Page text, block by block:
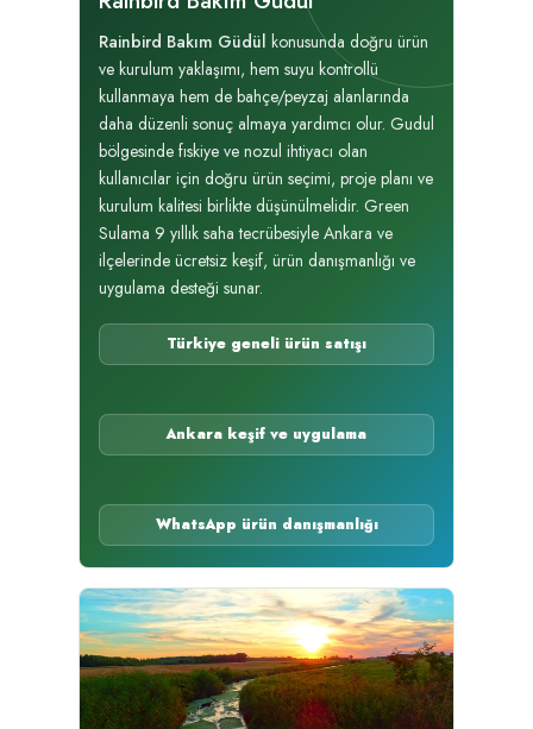
Rainbird Bakım Güdül konusunda doğru ürün
ve kurulum yaklaşımı, hem suyu kontrollü
kullanmaya hem de bahçe/peyzaj alanlarında
daha düzenli sonuç almaya yardımcı olur. Gudul
bölgesinde fıskiye ve nozul ihtiyacı olan
kullanıcılar için doğru ürün seçimi, proje planı ve
kurulum kalitesi birlikte düşünülmelidir. Green
Sulama 9 yıllık saha tecrübesiyle Ankara ve
ilçelerinde ücretsiz keşif, ürün danışmanlığı ve
uygulama desteği sunar.
Türkiye geneli ürün satışı
Ankara keşif ve uygulama
WhatsApp ürün danışmanlığı